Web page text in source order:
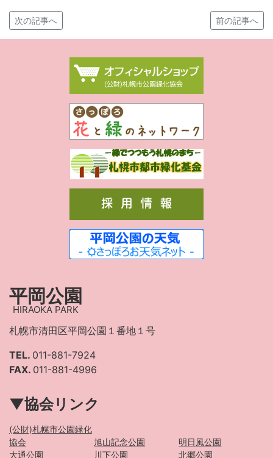
次の記事へ 前の記事へ
平岡公園
HIRAOKA PARK
札幌市清田区平岡公園１番地１号
TEL. 011-881-7924
FAX. 011-881-4996
▼協会リンク
(公財)札幌市公園緑化
協会
旭山記念公園
明日風公園
大通公園
川下公園 北郷公園